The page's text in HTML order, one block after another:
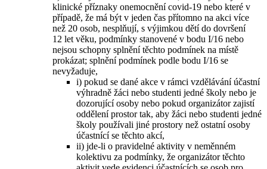
klinické příznaky onemocnění covid-19 nebo které v
případě, že má být v jeden čas přítomno na akci více
než 20 osob, nesplňují, s výjimkou dětí do dovršení
12 let věku, podmínky stanovené v bodu I/16 nebo
nejsou schopny splnění těchto podmínek na místě
prokázat; splnění podmínek podle bodu I/16 se
nevyžaduje,
i) pokud se dané akce v rámci vzdělávání účastní
výhradně žáci nebo studenti jedné školy nebo je
dozorující osoby nebo pokud organizátor zajistí
oddělení prostor tak, aby žáci nebo studenti jedné
školy používali jiné prostory než ostatní osoby
účastnící se těchto akcí,
ii) jde-li o pravidelné aktivity v neměnném
kolektivu za podmínky, že organizátor těchto